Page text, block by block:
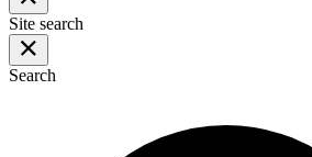
Site search
Search